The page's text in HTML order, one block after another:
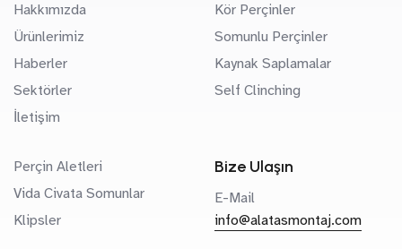
Hakkımızda
Ürünlerimiz
Haberler
Sektörler
İletişim
Kör Perçinler
Somunlu Perçinler
Kaynak Saplamalar
Self Clinching
Perçin Aletleri
Vida Civata Somunlar
Klipsler
Bize Ulaşın
E-Mail
info@alatasmontaj.com